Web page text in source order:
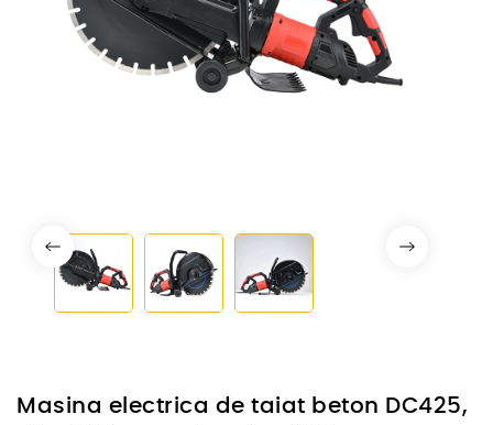
Masina electrica de taiat beton DC425,